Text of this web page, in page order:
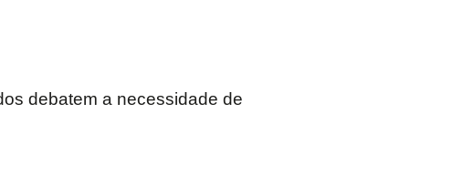
debatem a necessidade de